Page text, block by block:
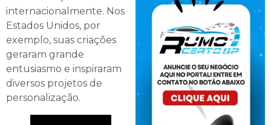
internacionalmente. Nos
Estados Unidos, por
exemplo, suas criações
geraram grande
entusiasmo e inspiraram
diversos projetos de
personalização.